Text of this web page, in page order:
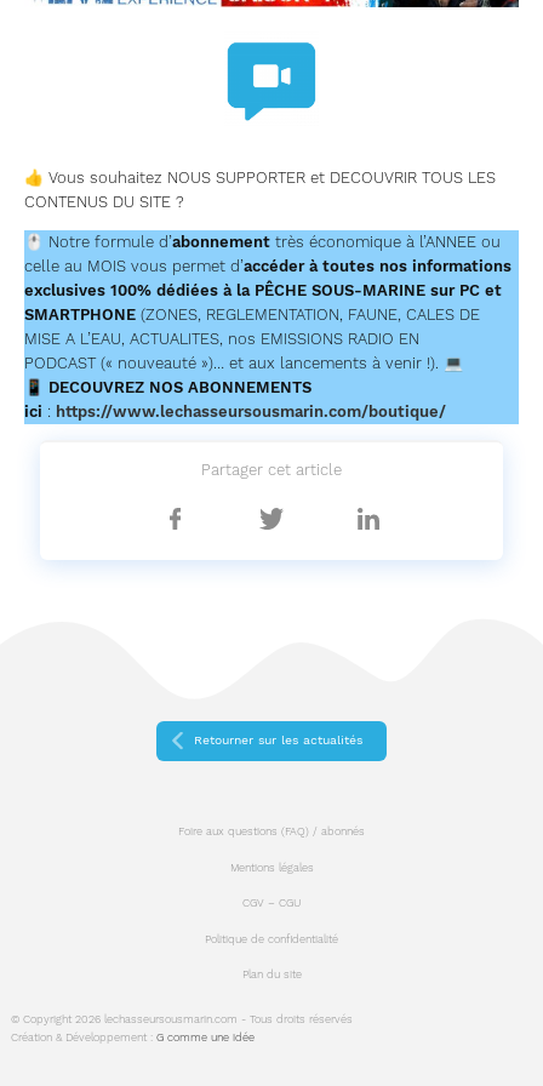
👍 Vous souhaitez NOUS SUPPORTER et DECOUVRIR TOUS LES
CONTENUS DU SITE ?
🖱 Notre formule d’abonnement très économique à l’ANNEE ou
celle au MOIS vous permet d’accéder à toutes nos informations
exclusives 100% dédiées à la PÊCHE SOUS-MARINE sur PC et
SMARTPHONE (ZONES, REGLEMENTATION, FAUNE, CALES DE
MISE A L’EAU, ACTUALITES, nos EMISSIONS RADIO EN
PODCAST (« nouveauté »)… et aux lancements à venir !). 💻
📱 DECOUVREZ NOS ABONNEMENTS
ici : https://www.lechasseursousmarin.com/boutique/
Partager cet article
Partager
Partager
Partager
sur
Retourner sur les actualités
© Copyright 2026 lechasseursousmarin.com - Tous droits réservés
Création & Développement :G comme une idée
Foire aux questions (FAQ) / abonnés
Mentions légales
CGV – CGU
Politique de confidentialité
Plan du site